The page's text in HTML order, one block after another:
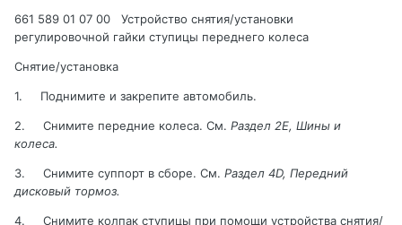
661 589 01 07 00
Устройство снятия/установки
регулировочной гайки ступицы переднего колеса
Снятие/установка
1. Поднимите и закрепите автомобиль.
2. Снимите передние колеса. См. Раздел 2E, Шины и
колеса.
3. Снимите суппорт в сборе. См. Раздел 4D, Передний
дисковый тормоз.
4. Снимите колпак ступицы при помощи устройства снятия/